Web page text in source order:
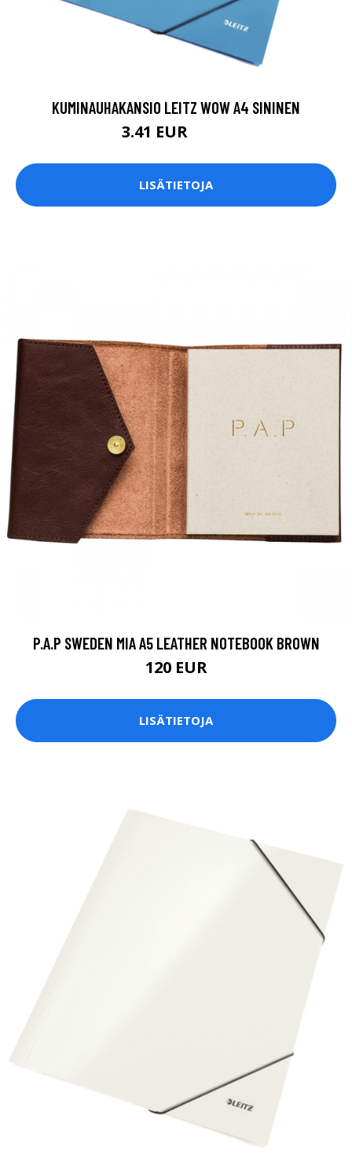
KUMINAUHAKANSIO LEITZ WOW A4 SININEN
3.41 EUR
LISÄTIETOJA
P.A.P SWEDEN MIA A5 LEATHER NOTEBOOK BROWN
120 EUR
LISÄTIETOJA